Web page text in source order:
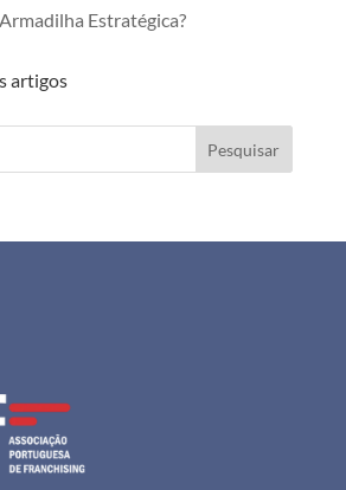
Estratégica?
artigos
Pesquisar